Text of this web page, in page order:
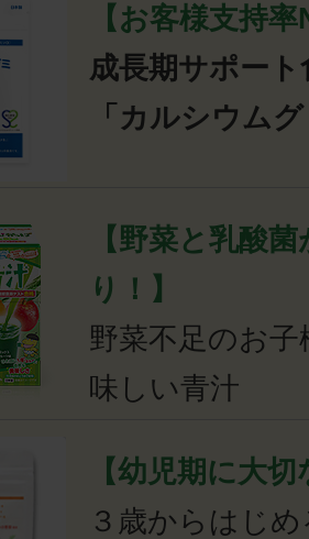
【お客様支持
成長期サポート
「カルシウム
【野菜と乳酸
り！】
野菜不足のお
味しい青汁
【幼児期に大
３歳からはじ